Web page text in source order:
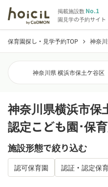
掲載施設数No.1
園見学の予約サイト
保育園探し・見学予約TOP chevron_right 神奈
神奈川県 横浜市保土ケ谷区
神奈川県横浜市保
認定こども園･保
施設形態で絞り込む
認可保育園 認証・認定保